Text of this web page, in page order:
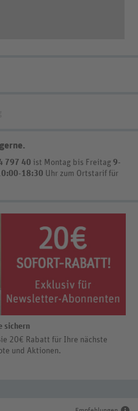
.
797 40 ist Montag bis Freitag 9-
18:30 Uhr zum Ortstarif für
sichern
20€ Rabatt für Ihre nächste
und Aktionen.